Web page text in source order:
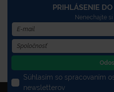
PRIHLÁSENIE
Nenechajte
Súhlasím so spracovaním
newsletterov